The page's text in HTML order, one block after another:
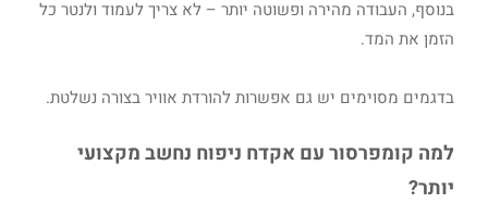
בנוסף, העבודה מהירה ופשוטה יותר – לא צריך לעמוד ולנטר כל
הזמן את המד.
בדגמים מסוימים יש גם אפשרות להורדת אוויר בצורה נשלטת.
למה קומפרסור עם אקדח ניפוח נחשב מקצועי
יותר?